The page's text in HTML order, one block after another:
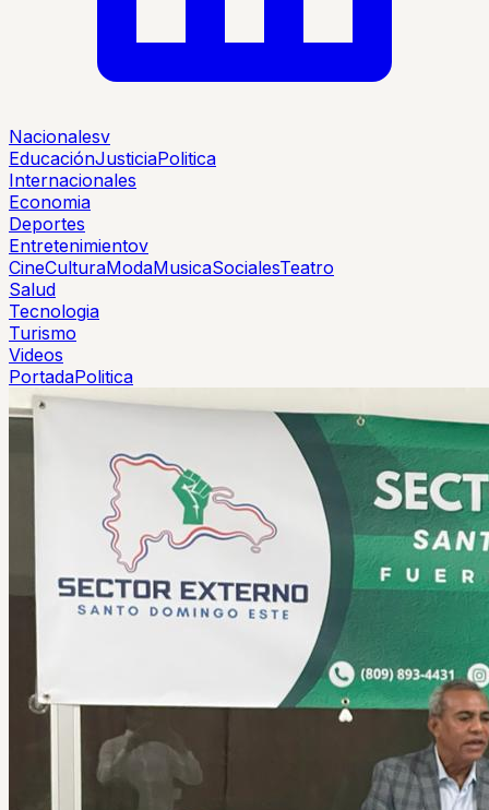
Nacionalesv
EducaciónJusticiaPolitica
Internacionales
Economia
Deportes
Entretenimientov
CineCulturaModaMusicaSocialesTeatro
Salud
Tecnologia
Turismo
Videos
PortadaPolitica